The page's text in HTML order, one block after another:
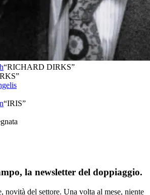
“RICHARD DIRKS”
“IRIS”
, la newsletter del doppiaggio.
novità del settore. Una volta al mese, niente